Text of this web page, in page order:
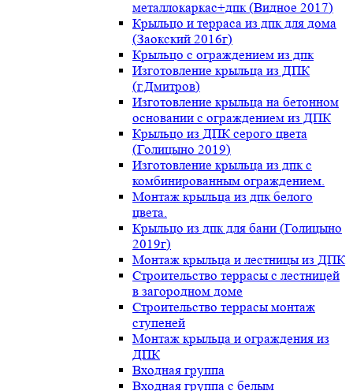
металлокаркас+дпк (Видное 2017)
Крыльцо и терраса из дпк для дома
(Заокский 2016г)
Крыльцо с ограждением из дпк
Изготовление крыльца из ДПК
(г.Дмитров)
Изготовление крыльца на бетонном
основании с ограждением из ДПК
Крыльцо из ДПК серого цвета
(Голицыно 2019)
Изготовление крыльца из дпк с
комбинированным ограждением.
Монтаж крыльца из дпк белого
цвета.
Крыльцо из дпк для бани (Голицыно
2019г)
Монтаж крыльца и лестницы из ДПК
Строительство террасы с лестницей
в загородном доме
Строительство террасы монтаж
ступеней
Монтаж крыльца и ограждения из
ДПК
Входная группа
Входная группа с белым